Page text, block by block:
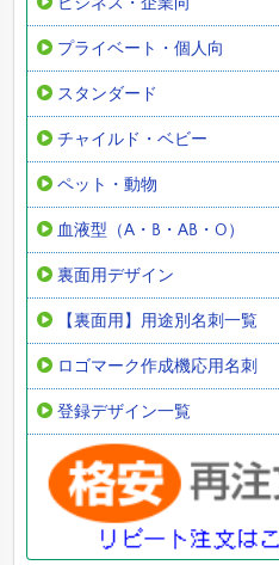
プライベート・個人向
スタンダード
チャイルド・ベビー
ペット・動物
血液型（A・B・AB・O）
裏面用デザイン
【裏面用】用途別名刺一覧
ロゴマーク作成機応用名刺
登録デザイン一覧